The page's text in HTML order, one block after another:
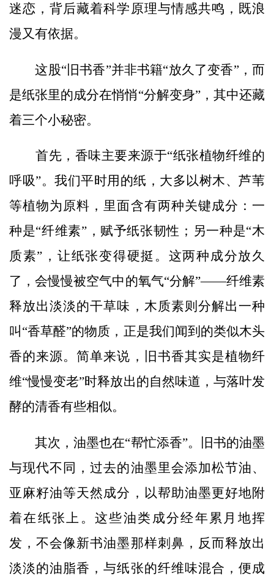
迷恋，背后藏着科学原理与情感共鸣，既浪
漫又有依据。
这股“旧书香”并非书籍“放久了变香”，而
是纸张里的成分在悄悄“分解变身”，其中还藏
着三个小秘密。
首先，香味主要来源于“纸张植物纤维的
呼吸”。我们平时用的纸，大多以树木、芦苇
等植物为原料，里面含有两种关键成分：一
种是“纤维素”，赋予纸张韧性；另一种是“木
质素”，让纸张变得硬挺。这两种成分放久
了，会慢慢被空气中的氧气“分解”——纤维素
释放出淡淡的干草味，木质素则分解出一种
叫“香草醛”的物质，正是我们闻到的类似木头
香的来源。简单来说，旧书香其实是植物纤
维“慢慢变老”时释放出的自然味道，与落叶发
酵的清香有些相似。
其次，油墨也在“帮忙添香”。旧书的油墨
与现代不同，过去的油墨里会添加松节油、
亚麻籽油等天然成分，以帮助油墨更好地附
着在纸张上。这些油类成分经年累月地挥
发，不会像新书油墨那样刺鼻，反而释放出
淡淡的油脂香，与纸张的纤维味混合，便成